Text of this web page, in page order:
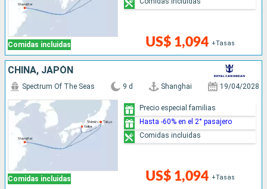
Comidas incluidas US$ 1,094 +Tasas
CHINA, JAPÓN
Comidas incluidas
Spectrum Of The Seas 9 d Shanghai 19/04/2028
US$ 1,094 +Tasas
Precio especial familias
Hasta -60% en el 2° pasajero
Comidas incluidas